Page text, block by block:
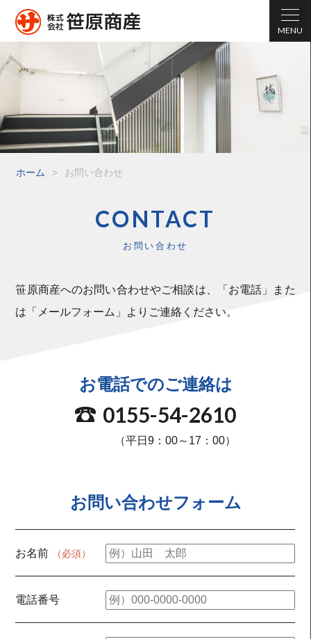
ホーム > お問い合わせ
CONTACT
お問い合わせ
笹原商産へのお問い合わせやご相談は、「お電話」また
は「メールフォーム」よりご連絡ください。
お電話でのご連絡は
0155-54-2610
（平日9：00～17：00）
お問い合わせフォーム
お名前 （必須）
電話番号